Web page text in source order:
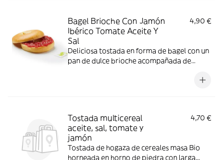
Bagel Brioche Con Jamón
Ibérico Tomate Aceite Y
Sal
4,90 €
Deliciosa tostada en forma de bagel con un
pan de dulce brioche acompañada de
Tostada multicereal
aceite, sal, tomate y
jamón
4,70 €
Tostada de hogaza de cereales masa Bio
horneada en horno de piedra con larga